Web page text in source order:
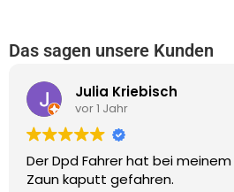
Das sagen unsere Kunden
Mietobjekt den